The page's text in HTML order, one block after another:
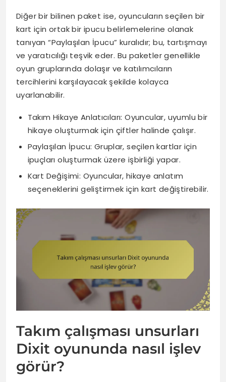
Diğer bir bilinen paket ise, oyuncuların seçilen bir
kart için ortak bir ipucu belirlemelerine olanak
tanıyan “Paylaşılan İpucu” kuralıdır; bu, tartışmayı
ve yaratıcılığı teşvik eder. Bu paketler genellikle
oyun gruplarında dolaşır ve katılımcıların
tercihlerini karşılayacak şekilde kolayca
uyarlanabilir.
Takım Hikaye Anlatıcıları: Oyuncular, uyumlu bir
hikaye oluşturmak için çiftler halinde çalışır.
Paylaşılan İpucu: Gruplar, seçilen kartlar için
ipuçları oluşturmak üzere işbirliği yapar.
Kart Değişimi: Oyuncular, hikaye anlatım
seçeneklerini geliştirmek için kart değiştirebilir.
Takım çalışması unsurları
Dixit oyununda nasıl işlev
görür?